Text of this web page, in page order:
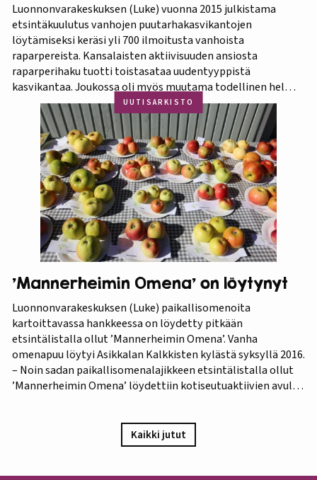
Luonnonvarakeskuksen (Luke) vuonna 2015 julkistama
etsintäkuulutus vanhojen puutarhakasvikantojen
löytämiseksi keräsi yli 700 ilmoitusta vanhoista
raparpereista. Kansalaisten aktiivisuuden ansiosta
raparperihaku tuotti toistasataa uudentyyppistä
kasvikantaa. Joukossa oli myös muutama todellinen helmi.
Koko aineistosta jatkotutkimuksiin pääsi 375 kasvia, joista
60 prosenttia osoittautui vihreä-punavartiseksi Victoria-
lajikkeeksi. Raparperitutkimus dokumentoitiin vaihe
vaiheelta elokuvaksi ”Raparperin kadonneita geenejä
etsimässä”. Elokuvan ensiesitys ja tutkimustulosten
julkistus…
UUTISARKISTO
’Mannerheimin Omena’ on löytynyt
Luonnonvarakeskuksen (Luke) paikallisomenoita
kartoittavassa hankkeessa on löydetty pitkään
etsintälistalla ollut ’Mannerheimin Omena’. Vanha
omenapuu löytyi Asikkalan Kalkkisten kylästä syksyllä 2016.
– Noin sadan paikallisomenalajikkeen etsintälistalla ollut
’Mannerheimin Omena’ löydettiin kotiseutuaktiivien avulla.
vastaa Puutarha-lehden vuosien 1921 ja 1931 kuvauksia,
iloitsee tutkija Maarit Heinonen Lukesta.…
Kaikki jutut